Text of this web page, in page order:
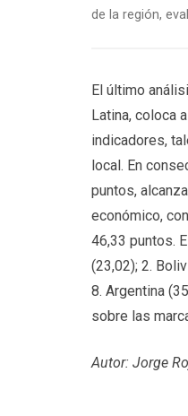
de la región,
El último
Latina, coloca
indicadores,
local. En
puntos,
económico,
46,33 puntos.
(23,02); 2.
8. Argentina
sobre las
Autor: Jorge